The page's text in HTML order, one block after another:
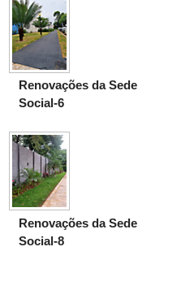
Renovações da Sede
Social-6
Renovações da Sede
Social-8